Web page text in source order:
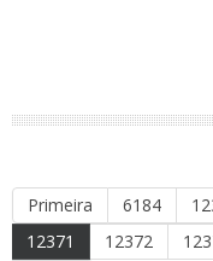
Primeira 6184
12371
12372